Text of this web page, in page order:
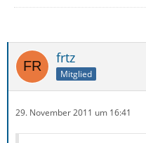
frtz
Mitglied
29. November 2011 um 16:41